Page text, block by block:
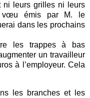
ni leurs grilles ni leurs
vœu émis par M. le
dans les prochains
les trappes à bas
un travailleur
à l’employeur. Cela
les branches et les